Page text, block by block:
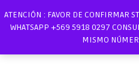
ATENCIÓN : FAVOR DE CONFIRMAR
WHATSAPP +569 5918 0297
MISMO